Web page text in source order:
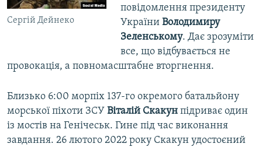
Сергій Дейнеко
повідомлення президенту
України Володимиру
Зеленському. Дає зрозуміти
все, що відбувається не
провокація, а повномасштабне вторгнення.
Близько 6:00 морпіх 137-го окремого батальйону
морської піхоти ЗСУ Віталій Скакун підриває один
із мостів на Генічеськ. Гине під час виконання
завдання. 26 лютого 2022 року Скакун удостоєний